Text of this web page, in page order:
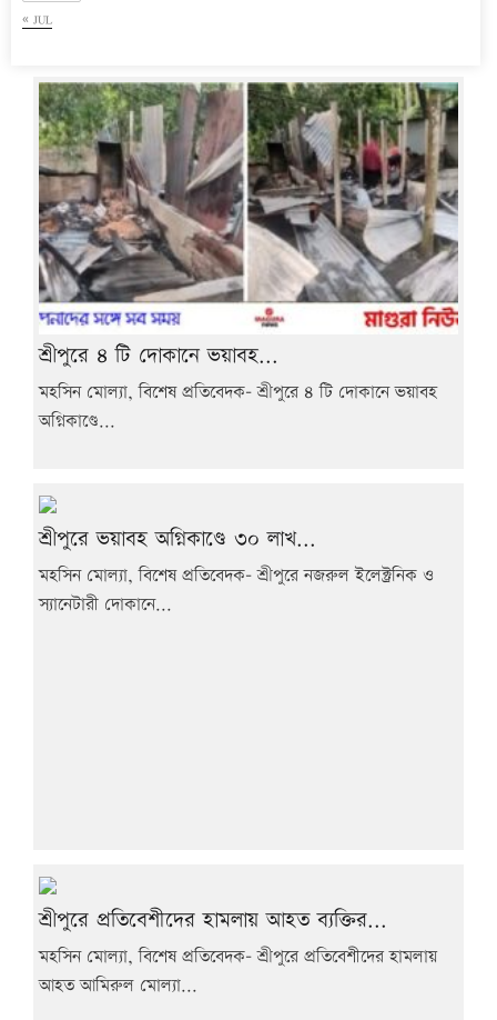
« JUL
শ্রীপুরে ৪ টি দোকানে ভয়াবহ...
মহসিন মোল্যা, বিশেষ প্রতিবেদক- শ্রীপুরে ৪ টি দোকানে ভয়াবহ
অগ্নিকাণ্ডে...
শ্রীপুরে ভয়াবহ অগ্নিকাণ্ডে ৩০ লাখ...
মহসিন মোল্যা, বিশেষ প্রতিবেদক- শ্রীপুরে নজরুল ইলেক্ট্রনিক ও
স্যানেটারী দোকানে...
শ্রীপুরে প্রতিবেশীদের হামলায় আহত ব্যক্তির...
মহসিন মোল্যা, বিশেষ প্রতিবেদক- শ্রীপুরে প্রতিবেশীদের হামলায়
আহত আমিরুল মোল্যা...